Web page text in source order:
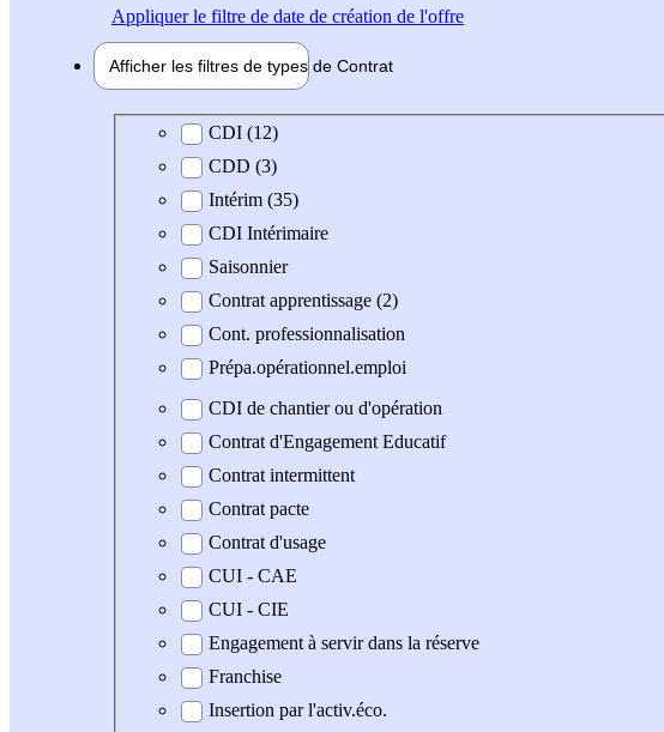
Appliquerle filtre de date de création de l'offre
Afficher les filtres de types de Contrat
Type de contratCDI (12)
CDD (3)
Intérim (35)
CDI Intérimaire
Saisonnier
Contrat apprentissage (2)
Cont. professionnalisation
Prépa.opérationnel.emploi
CDI de chantier ou d'opération
Contrat d'Engagement Educatif
Contrat intermittent
Contrat pacte
Contrat d'usage
CUI - CAE
CUI - CIE
Engagement à servir dans la réserve
Franchise
Insertion par l'activ.éco.